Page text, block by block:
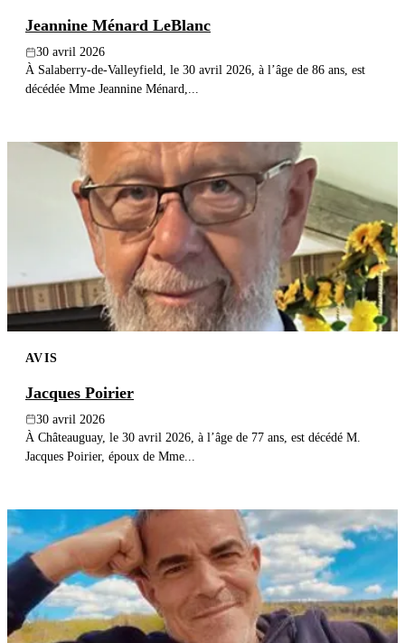
Jeannine Ménard LeBlanc
30 avril 2026
À Salaberry-de-Valleyfield, le 30 avril 2026, à l’âge de 86 ans, est
décédée Mme Jeannine Ménard,...
AVIS
Jacques Poirier
30 avril 2026
À Châteauguay, le 30 avril 2026, à l’âge de 77 ans, est décédé M.
Jacques Poirier, époux de Mme...